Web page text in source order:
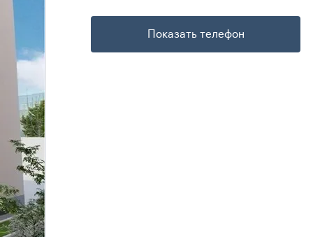
Показать телефон